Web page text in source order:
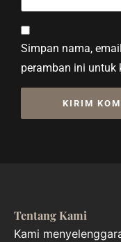
Simpan nama,
peramban ini untuk
Tentang Kami
Kami